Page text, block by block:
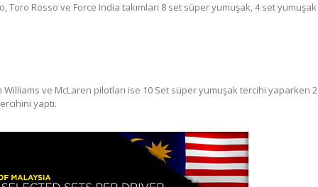
Toro Rosso ve Force India takımları 8 set süper yumuşak, 4 set yumuşak
ve McLaren pilotları ise 10 Set süper yumuşak tercihi yaparken 2
yaptı.